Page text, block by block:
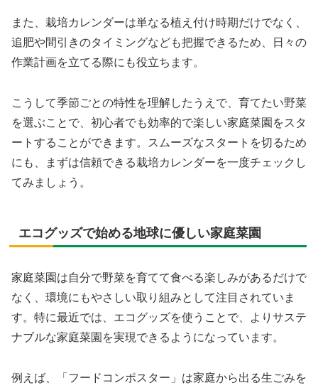
また、栽培カレンダーは単なる植え付け時期だけでなく、
追肥や間引きのタイミングなども把握できるため、日々の
作業計画を立てる際にも役立ちます。
こうして季節ごとの特性を理解したうえで、育てたい野菜
を選ぶことで、初心者でも効率的で楽しい家庭菜園をスタ
ートすることができます。スムーズなスタートを切るため
にも、まずは信頼できる栽培カレンダーを一度チェックし
てみましょう。
エコグッズで始める地球に優しい家庭菜園
家庭菜園は自分で野菜を育てて食べる楽しみがあるだけで
なく、環境にもやさしい取り組みとして注目されていま
す。特に最近では、エコグッズを使うことで、よりサステ
ナブルな家庭菜園を実現できるようになっています。
例えば、「フードコンポスター」は家庭から出る生ごみを